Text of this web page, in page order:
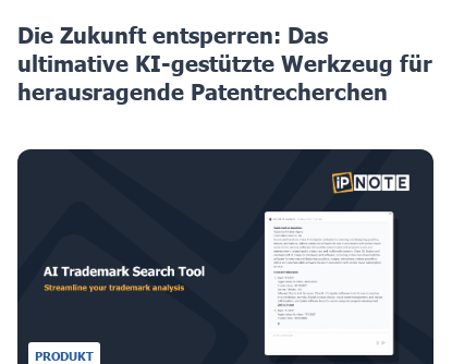
Die Zukunft entsperren: Das
ultimative KI-gestützte Werkzeug für
herausragende Patentrecherchen
PRODUKT